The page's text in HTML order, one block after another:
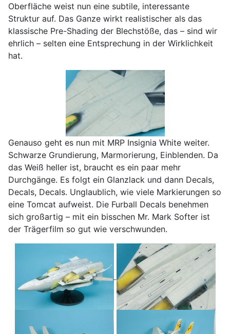
Oberfläche weist nun eine subtile, interessante
Struktur auf. Das Ganze wirkt realistischer als das
klassische Pre-Shading der Blechstöße, das – sind wir
ehrlich – selten eine Entsprechung in der Wirklichkeit
hat.
Genauso geht es nun mit MRP Insignia White weiter.
Schwarze Grundierung, Marmorierung, Einblenden. Da
das Weiß heller ist, braucht es ein paar mehr
Durchgänge. Es folgt ein Glanzlack und dann Decals,
Decals, Decals. Unglaublich, wie viele Markierungen so
eine Tomcat aufweist. Die Furball Decals benehmen
sich großartig – mit ein bisschen Mr. Mark Softer ist
der Trägerfilm so gut wie verschwunden.